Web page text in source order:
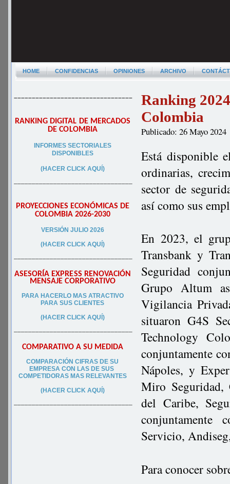
HOME CONFIDENCIAS OPINIONES ARCHIVO
–––––––––––––––––––––––––––––––––
RANKING DIGITAL DE MERCADOS
DE COLOMBIA
INFORMES SECTORIALES
DISPONIBLES
(HACER CLICK AQUÍ)
–––––––––––––––––––––––––––––––––
PROYECCIONES ECONÓMICAS DE
COLOMBIA 2026-2030
VERSIÓN JULIO 2026
(HACER CLICK AQUÍ)
–––––––––––––––––––––––––––––––––
ASESORÍA EXPRESS RENOVACIÓN
MENSAJE CORPORATIVO
PARA HACERLO MAS ATRACTIVO
PARA SUS CLIENTES
(HACER CLICK AQUÍ)
–––––––––––––––––––––––––––––––––
COMPARATIVO A SU MEDIDA
COMPARACIÓN CIFRAS DE SU
EMPRESA CON LAS DE SUS
COMPETIDORAS MAS RELEVANTES
(HACER CLICK AQUÍ)
–––––––––––––––––––––––––––––––––
Ranking
Colombia
Publicado: 26 Mayo 2024
Está disponible
ordinarias,
sector de
así como sus
En 2023, el
Transbank y
Seguridad
Grupo Altum
Vigilancia
situaron G4S
Technology
conjuntamente
Nápoles, y
Miro Seguridad,
del Caribe,
conjuntamente
Servicio,
Para conocer